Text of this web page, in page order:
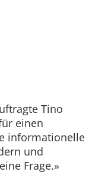
Tino
einen
informationelle
und
Frage.»